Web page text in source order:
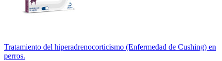
Tratamiento del hiperadrenocorticismo (Enfermedad de Cushing) en
perros.